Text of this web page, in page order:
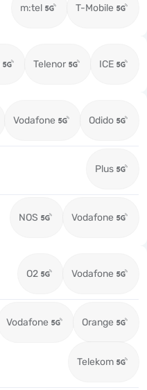
m:tel T-Mobile
Telenor ICE
Vodafone Odido
Plus
NOS Vodafone
O2 Vodafone
Vodafone Orange
Telekom